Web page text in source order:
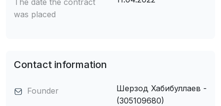
The date the contract
was placed
Contact information
Founder
Шерзод Хабибуллаев -
(305109680)